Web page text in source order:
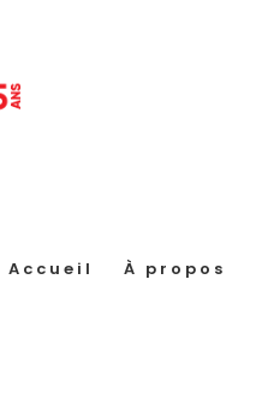
Accueil À propos